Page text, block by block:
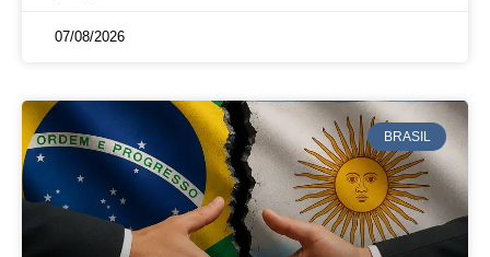
07/08/2026
BRASIL